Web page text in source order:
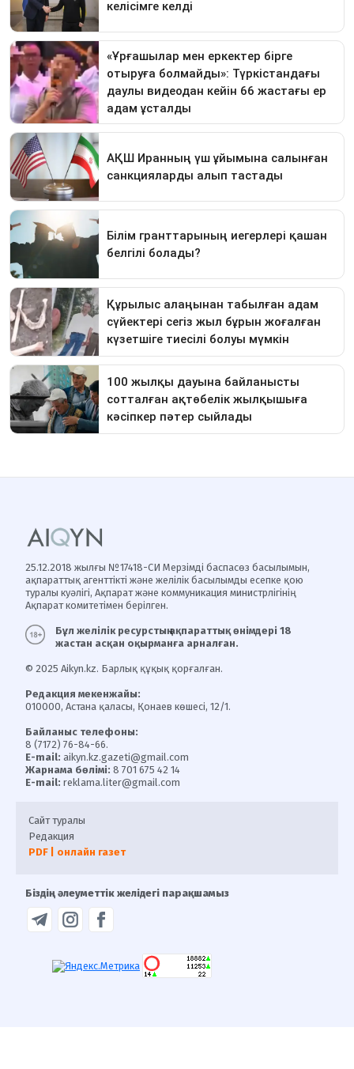
25.12.2018 жылғы №17418-СИ Мерзімді баспасөз басылымын,
ақпараттық агенттікті және желілік басылымды есепке қою
туралы куәлігі, Ақпарат және коммуникация министрлігінің
Ақпарат комитетімен берілген.
Бұл желілік ресурстың ақпараттық өнімдері 18
жастан асқан оқырманға арналған.
© 2025 Aikyn.kz. Барлық құқық қорғалған.
Редакция мекенжайы:
010000, Астана қаласы, Қонаев көшесі, 12/1.
Байланыс телефоны:
8 (7172) 76-84-66.
E-mail: aikyn.kz.gazeti@gmail.com
Жарнама бөлімі: 8 701 675 42 14
E-mail: reklama.liter@gmail.com
Сайт туралы
Редакция
PDF | онлайн газет
Біздің әлеуметтік желідегі парақшамыз